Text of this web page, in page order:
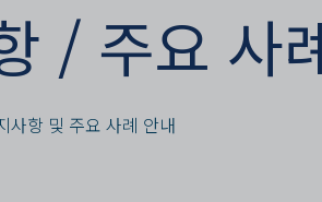
/ 주요 사
사항 및 주요 사례 안내